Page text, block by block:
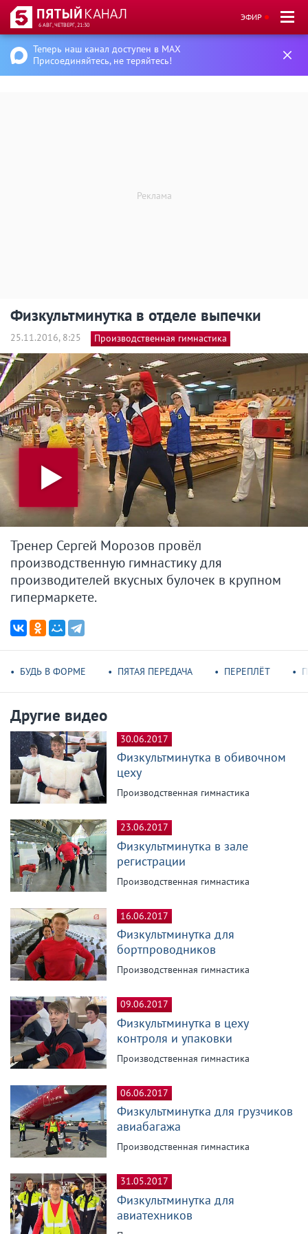
6 АВГ, ЧЕТВЕРГ, 21:30
ЭФИР
Теперь наш канал доступен в MAX
Присоединяйтесь, не теряйтесь!
Физкультминутка в отделе выпечки
25.11.2016, 8:25 Производственная гимнастика
Тренер Сергей Морозов провёл
производственную гимнастику для
производителей вкусных булочек в крупном
гипермаркете.
БУДЬ В ФОРМЕ ПЯТАЯ ПЕРЕДАЧА ПЕРЕПЛЁТ
Другие видео
30.06.2017
Физкультминутка в обивочном
цеху
Производственная гимнастика
23.06.2017
Физкультминутка в зале
регистрации
Производственная гимнастика
16.06.2017
Физкультминутка для
бортпроводников
Производственная гимнастика
09.06.2017
Физкультминутка в цеху
контроля и упаковки
Производственная гимнастика
06.06.2017
Физкультминутка для грузчиков
авиабагажа
Производственная гимнастика
31.05.2017
Физкультминутка для
авиатехников